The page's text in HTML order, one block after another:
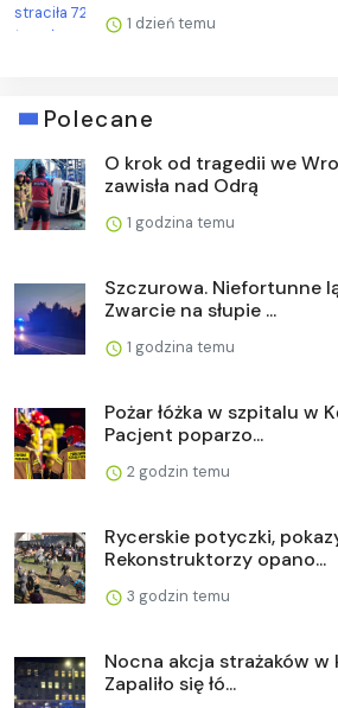
1 dzień temu
Polecane
O krok od tragedii we
zawisła nad Odrą
1 godzina temu
Szczurowa. Niefortunne
Zwarcie na słupie ...
1 godzina temu
Pożar łóżka w szpitalu w
Pacjent poparzo...
2 godzin temu
Rycerskie potyczki,
Rekonstruktorzy opano...
3 godzin temu
Nocna akcja strażaków w
Zapaliło się łó...